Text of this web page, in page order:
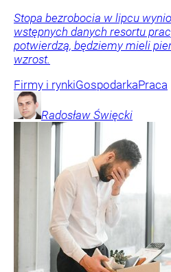
Stopa bezrobocia w lipcu
wstępnych danych resortu
potwierdzą, będziemy mieli
wzrost.
Firmy i rynkiGospodarkaPraca
Radosław Święcki